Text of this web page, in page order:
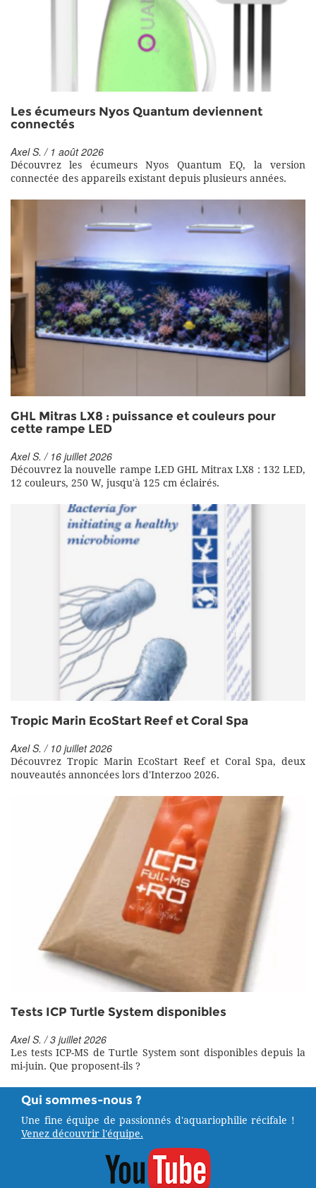
Les écumeurs Nyos Quantum deviennent
connectés
Axel S. / 1 août 2026
Découvrez les écumeurs Nyos Quantum EQ, la version
connectée des appareils existant depuis plusieurs années.
GHL Mitras LX8 : puissance et couleurs pour
cette rampe LED
Axel S. / 16 juillet 2026
Découvrez la nouvelle rampe LED GHL Mitrax LX8 : 132 LED,
12 couleurs, 250 W, jusqu'à 125 cm éclairés.
Tropic Marin EcoStart Reef et Coral Spa
Axel S. / 10 juillet 2026
Découvrez Tropic Marin EcoStart Reef et Coral Spa, deux
nouveautés annoncées lors d'Interzoo 2026.
Tests ICP Turtle System disponibles
Axel S. / 3 juillet 2026
Les tests ICP-MS de Turtle System sont disponibles depuis la
mi-juin. Que proposent-ils ?
Qui sommes-nous ?
Une fine équipe de passionnés d'aquariophilie récifale !
Venez découvrir l'équipe.